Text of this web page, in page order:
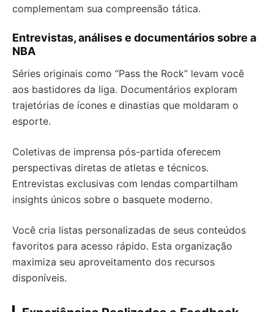
complementam sua compreensão tática.
Entrevistas, análises e documentários sobre a
NBA
Séries originais como “Pass the Rock” levam você
aos bastidores da liga. Documentários exploram
trajetórias de ícones e dinastias que moldaram o
esporte.
Coletivas de imprensa pós-partida oferecem
perspectivas diretas de atletas e técnicos.
Entrevistas exclusivas com lendas compartilham
insights únicos sobre o basquete moderno.
Você cria listas personalizadas de seus conteúdos
favoritos para acesso rápido. Esta organização
maximiza seu aproveitamento dos recursos
disponíveis.